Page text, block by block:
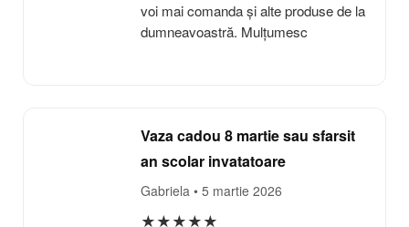
voi mai comanda și alte produse de la
dumneavoastră. Mulțumesc
Vaza cadou 8 martie sau sfarsit
an scolar invatatoare
Gabriela • 5 martie 2026
★★★★★